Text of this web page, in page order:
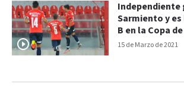
15 de Marzo de 2021
Independiente
Sarmiento y
B en la Copa